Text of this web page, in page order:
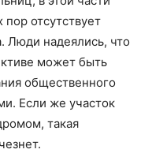
отсутствует
Люди надеялись, что
может быть
общественного
Если же участок
такая